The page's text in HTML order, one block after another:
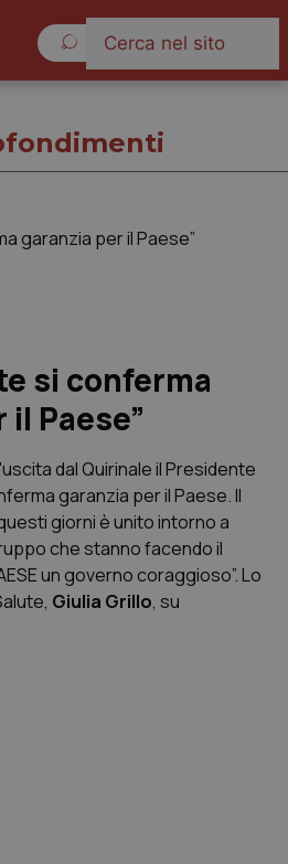
si conferma
Paese”
dal Quirinale il Presidente
garanzia per il Paese. Il
giorni è unito intorno a
che stanno facendo il
un governo coraggioso”. Lo
Giulia Grillo, su